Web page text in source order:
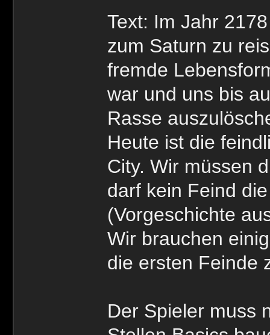
Text: Im Jahr
zum Saturn zu
fremde
war und uns bis
Rasse
Heute ist die
City. Wir müssen
darf kein Feind
(Vorgeschichte
Wir brauchen
die ersten Feinde
Der Spieler muss